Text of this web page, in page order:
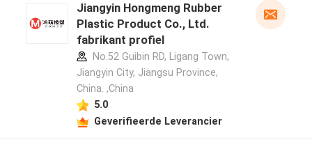
Jiangyin Hongmeng Rubber
Plastic Product Co., Ltd.
fabrikant profiel
No.52 Guibin RD, Ligang Town,
Jiangyin City, Jiangsu Province,
China. ,China
5.0
Geverifieerde Leverancier